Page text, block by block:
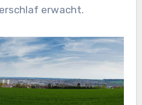
erwacht.